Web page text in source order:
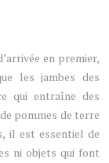
en premier,
les jambes des
qui entraîne des
pommes de terre
il est essentiel de
ni objets qui font